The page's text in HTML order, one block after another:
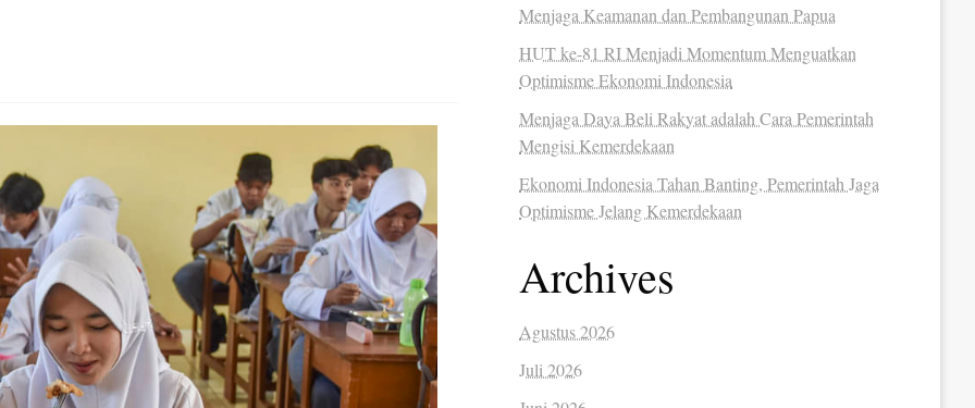
Menjaga Keamanan dan Pembangunan Papua
HUT ke-81 RI Menjadi Momentum Menguatkan
Optimisme Ekonomi Indonesia
Menjaga Daya Beli Rakyat adalah Cara Pemerintah
Mengisi Kemerdekaan
Ekonomi Indonesia Tahan Banting, Pemerintah Jaga
Optimisme Jelang Kemerdekaan
Archives
Agustus 2026
Juli 2026